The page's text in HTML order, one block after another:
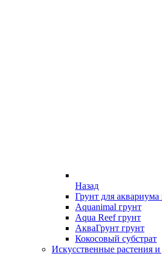
Назад
Грунт для аквариума
Aquanimal грунт
Aqua Reef грунт
АкваГрунт грунт
Кокосовый субстрат
Искусственные растения